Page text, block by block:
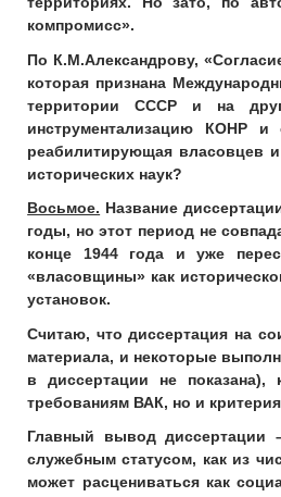
компромисс».
По К.М.Александрову,
которая признана
территории СССР и на
инструментализацию КОНР
реабилитирующая власовцев
исторических наук?
Восьмое. Название
годы, но этот период не
конце 1944 года и уже
«власовщины» как
установок.
Считаю, что диссертация на
материала, и некоторые
в диссертации не
требованиям ВАК, но и
Главный вывод диссертации
служебным статусом, как из
может расцениваться как